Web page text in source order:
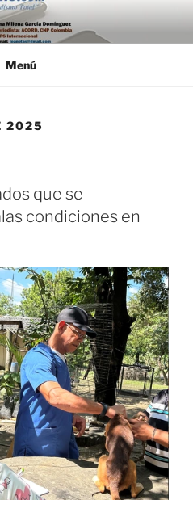
Menú
2025
que se
condiciones en